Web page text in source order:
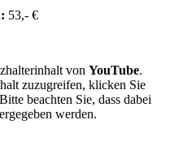
53,- €
vonYouTube.
zuzugreifen, klicken Sie
beachten Sie, dass dabei
werden.